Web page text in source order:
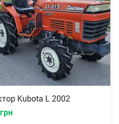
Kubota L 2002